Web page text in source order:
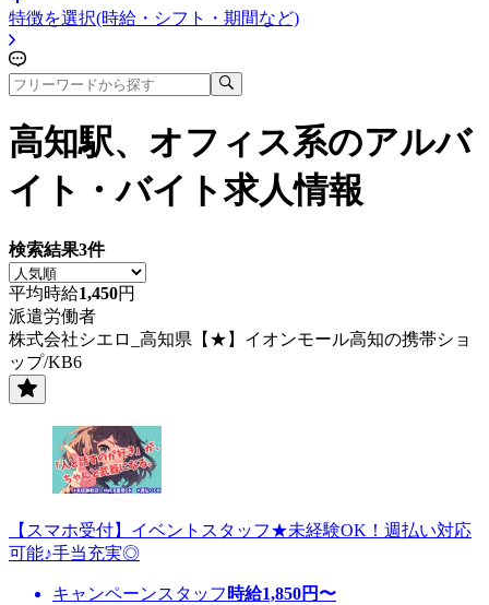
特徴を選択(時給・シフト・期間など)
高知駅、オフィス系のアルバ
イト・バイト求人情報
検索結果3件
平均時給1,450円
派遣労働者
株式会社シエロ_高知県【★】イオンモール高知の携帯ショ
ップ/KB6
【スマホ受付】イベントスタッフ★未経験OK！週払い対応
可能♪手当充実◎
キャンペーンスタッフ 時給1,850円〜